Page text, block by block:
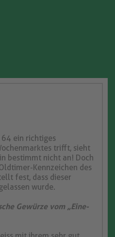
64 ein richtiges
trifft, sieht
bestimmt nicht an! Doch
Kennzeichen des
fest, dass dieser
wurde.
Gewürze vom „Eine-